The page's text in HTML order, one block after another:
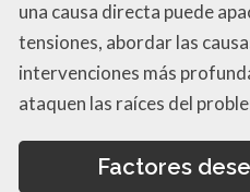
una causa directa puede
tensiones, abordar las
intervenciones más
ataquen las raíces del
Factores